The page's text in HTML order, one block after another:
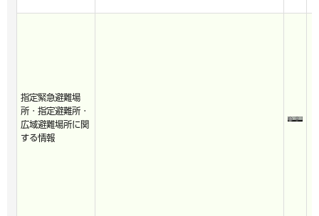
指定緊急避難場
所・指定避難所・
広域避難場所に関
する情報